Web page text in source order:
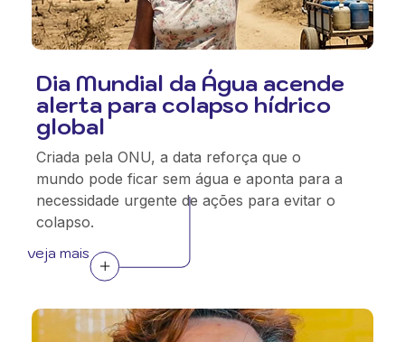
Dia Mundial da Água acende
alerta para colapso hídrico
global
Criada pela ONU, a data reforça que o
mundo pode ficar sem água e aponta para a
necessidade urgente de ações para evitar o
colapso.
veja mais